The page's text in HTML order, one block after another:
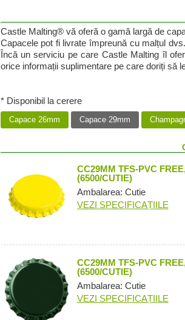
Castle Malting® vă oferă o gamă largă de
Capacele pot fi livrate împreună cu malțul
Încă un serviciu pe care Castle Malting îl
orice informații suplimentare pe care doriți să
* Disponibil la cerere
Capace 26mm Capace 29mm
CC29MM TFS-PVC
(6500/CUTIE)
Ambalarea: Cutie
VEZI SPECIFICAȚIILE
CC29MM TFS-PVC
(6500/CUTIE)
Ambalarea: Cutie
VEZI SPECIFICAȚIILE